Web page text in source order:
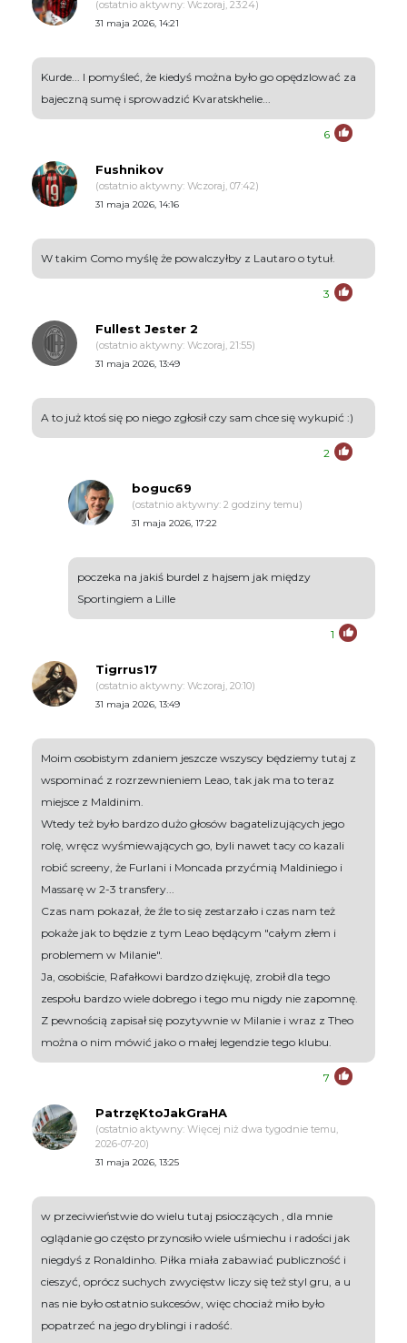
(ostatnio aktywny: Wczoraj, 23:24)
31 maja 2026, 14:21
Kurde... I pomyśleć, że kiedyś można było go opędzlować za
bajeczną sumę i sprowadzić Kvaratskhelie...
6
Fushnikov
(ostatnio aktywny: Wczoraj, 07:42)
31 maja 2026, 14:16
W takim Como myślę że powalczyłby z Lautaro o tytuł.
3
Fullest Jester 2
(ostatnio aktywny: Wczoraj, 21:55)
31 maja 2026, 13:49
A to już ktoś się po niego zgłosił czy sam chce się wykupić :)
2
boguc69
(ostatnio aktywny: 2 godziny temu)
31 maja 2026, 17:22
poczeka na jakiś burdel z hajsem jak między
Sportingiem a Lille
1
Tigrrus17
(ostatnio aktywny: Wczoraj, 20:10)
31 maja 2026, 13:49
Moim osobistym zdaniem jeszcze wszyscy będziemy tutaj z
wspominać z rozrzewnieniem Leao, tak jak ma to teraz
miejsce z Maldinim.
Wtedy też było bardzo dużo głosów bagatelizujących jego
rolę, wręcz wyśmiewających go, byli nawet tacy co kazali
robić screeny, że Furlani i Moncada przyćmią Maldiniego i
Massarę w 2-3 transfery...
Czas nam pokazał, że źle to się zestarzało i czas nam też
pokaże jak to będzie z tym Leao będącym "całym złem i
problemem w Milanie".
Ja, osobiście, Rafałkowi bardzo dziękuję, zrobił dla tego
zespołu bardzo wiele dobrego i tego mu nigdy nie zapomnę.
Z pewnością zapisał się pozytywnie w Milanie i wraz z Theo
można o nim mówić jako o małej legendzie tego klubu.
7
PatrzęKtoJakGraHA
(ostatnio aktywny: Więcej niż dwa tygodnie temu,
2026-07-20)
31 maja 2026, 13:25
w przeciwieństwie do wielu tutaj psioczących , dla mnie
oglądanie go często przynosiło wiele uśmiechu i radości jak
niegdyś z Ronaldinho. Piłka miała zabawiać publiczność i
cieszyć, oprócz suchych zwycięstw liczy się też styl gru, a u
nas nie było ostatnio sukcesów, więc chociaż miło było
popatrzeć na jego dryblingi i radość.